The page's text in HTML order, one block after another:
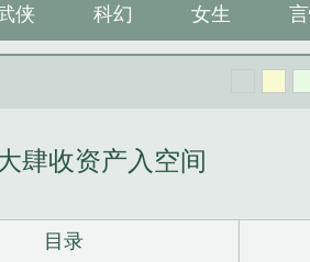
侠 科幻 女生
肆收资产入空间
目录